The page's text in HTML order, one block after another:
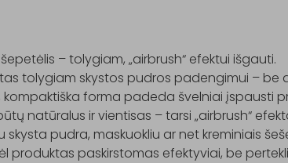
– tolygiam, „airbrush“ efektui išgauti.
tolygiam skystos pudros padengimui – be
kompaktiška forma padeda švelniai įspausti
natūralus ir vientisas – tarsi „airbrush“
skysta pudra, maskuokliu ar net kreminiais
produktas paskirstomas efektyviai, be